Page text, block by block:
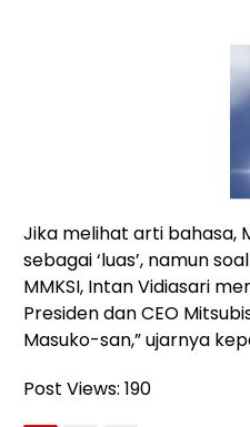
Jika melihat arti bahasa,
sebagai ‘luas’, namun
MMKSI, Intan Vidiasari
Presiden dan CEO
Masuko-san,” ujarnya
Post Views: 190